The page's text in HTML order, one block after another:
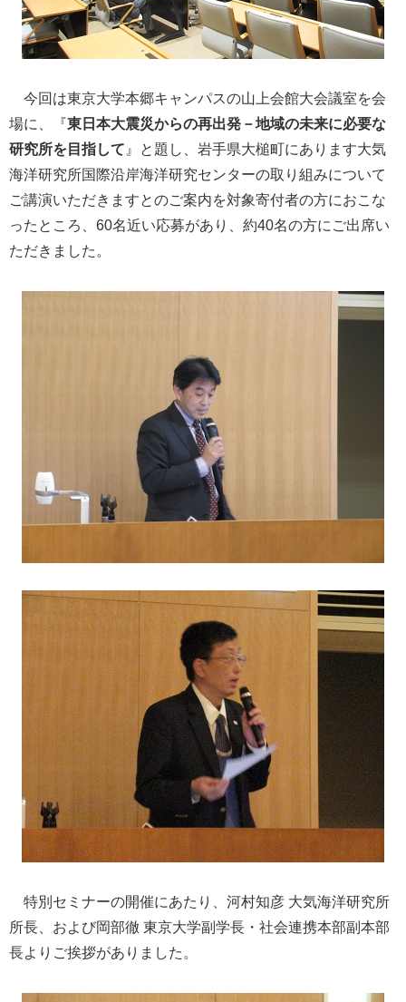
今回は東京大学本郷キャンパスの山上会館大会議室を会
場に、『東日本大震災からの再出発－地域の未来に必要な
研究所を目指して 』と題し、岩手県大槌町にあります大気
海洋研究所国際沿岸海洋研究センターの取り組みについて
ご講演いただきますとのご案内を対象寄付者の方におこな
ったところ、 60名近い応募があり、約40名の方にご出席い
ただきました。
特別セミナーの開催にあたり、河村知彦 大気海洋研究所
所長、および岡部徹 東京大学副学長・社会連携本部副本部
長よりご挨拶がありました。